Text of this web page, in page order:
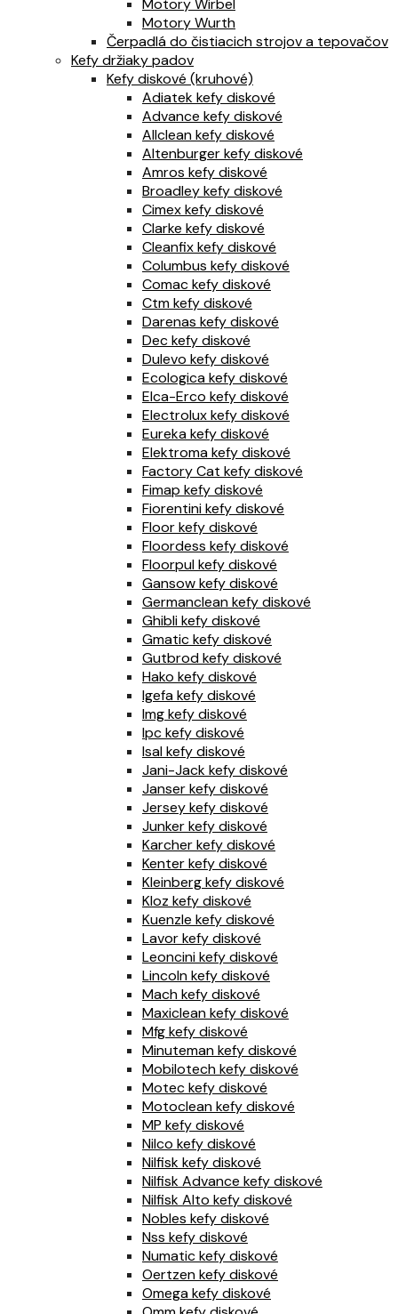
Motory Wirbel
Motory Wurth
Čerpadlá do čistiacich strojov a tepovačov
Kefy držiaky padov
Kefy diskové (kruhové)
Adiatek kefy diskové
Advance kefy diskové
Allclean kefy diskové
Altenburger kefy diskové
Amros kefy diskové
Broadley kefy diskové
Cimex kefy diskové
Clarke kefy diskové
Cleanfix kefy diskové
Columbus kefy diskové
Comac kefy diskové
Ctm kefy diskové
Darenas kefy diskové
Dec kefy diskové
Dulevo kefy diskové
Ecologica kefy diskové
Elca-Erco kefy diskové
Electrolux kefy diskové
Eureka kefy diskové
Elektroma kefy diskové
Factory Cat kefy diskové
Fimap kefy diskové
Fiorentini kefy diskové
Floor kefy diskové
Floordess kefy diskové
Floorpul kefy diskové
Gansow kefy diskové
Germanclean kefy diskové
Ghibli kefy diskové
Gmatic kefy diskové
Gutbrod kefy diskové
Hako kefy diskové
Igefa kefy diskové
Img kefy diskové
Ipc kefy diskové
Isal kefy diskové
Jani-Jack kefy diskové
Janser kefy diskové
Jersey kefy diskové
Junker kefy diskové
Karcher kefy diskové
Kenter kefy diskové
Kleinberg kefy diskové
Kloz kefy diskové
Kuenzle kefy diskové
Lavor kefy diskové
Leoncini kefy diskové
Lincoln kefy diskové
Mach kefy diskové
Maxiclean kefy diskové
Mfg kefy diskové
Minuteman kefy diskové
Mobilotech kefy diskové
Motec kefy diskové
Motoclean kefy diskové
MP kefy diskové
Nilco kefy diskové
Nilfisk kefy diskové
Nilfisk Advance kefy diskové
Nilfisk Alto kefy diskové
Nobles kefy diskové
Nss kefy diskové
Numatic kefy diskové
Oertzen kefy diskové
Omega kefy diskové